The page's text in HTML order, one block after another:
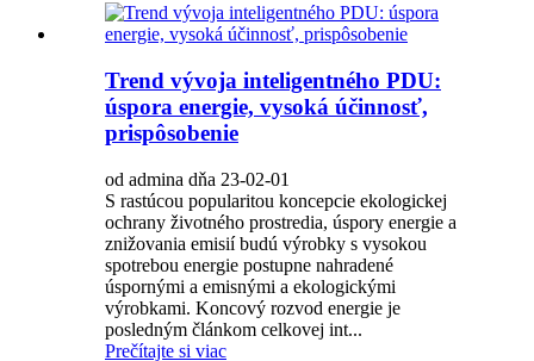
Trend vývoja inteligentného PDU:
úspora energie, vysoká účinnosť,
prispôsobenie
od admina dňa 23-02-01
S rastúcou popularitou koncepcie ekologickej
ochrany životného prostredia, úspory energie a
znižovania emisií budú výrobky s vysokou
spotrebou energie postupne nahradené
úspornými a emisnými a ekologickými
výrobkami. Koncový rozvod energie je
posledným článkom celkovej int...
Prečítajte si viac